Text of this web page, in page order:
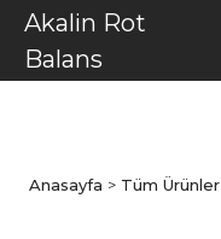
Akalin Rot
Balans
Anasayfa > Tüm Ürünler